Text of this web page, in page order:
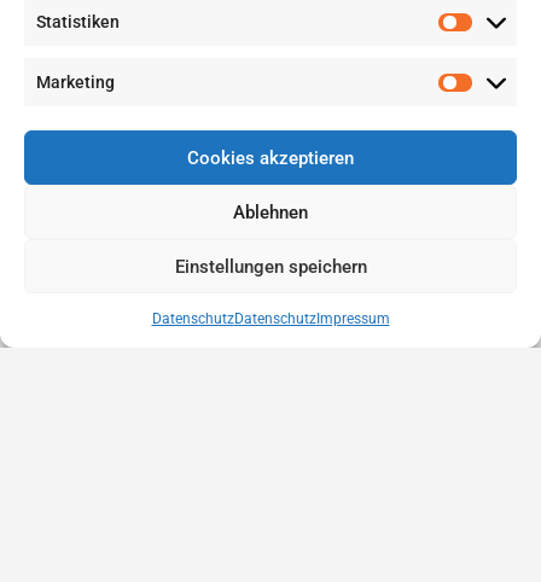
Statistiken
Marketing
Cookies akzeptieren
Ablehnen
Einstellungen speichern
DatenschutzDatenschutzImpressum